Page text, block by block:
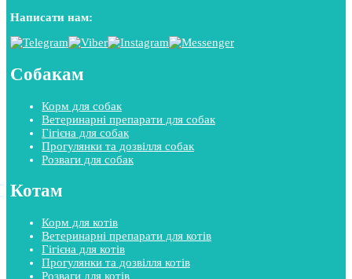
Написати нам:
Собакам
Корм для собак
Ветеринарні препарати для собак
Гігієна для собак
Прогулянки та дозвілля собак
Розваги для собак
Котам
Корм для котів
Ветеринарні препарати для котів
Гігієна для котів
Прогулянки та дозвілля котів
Розваги для котів